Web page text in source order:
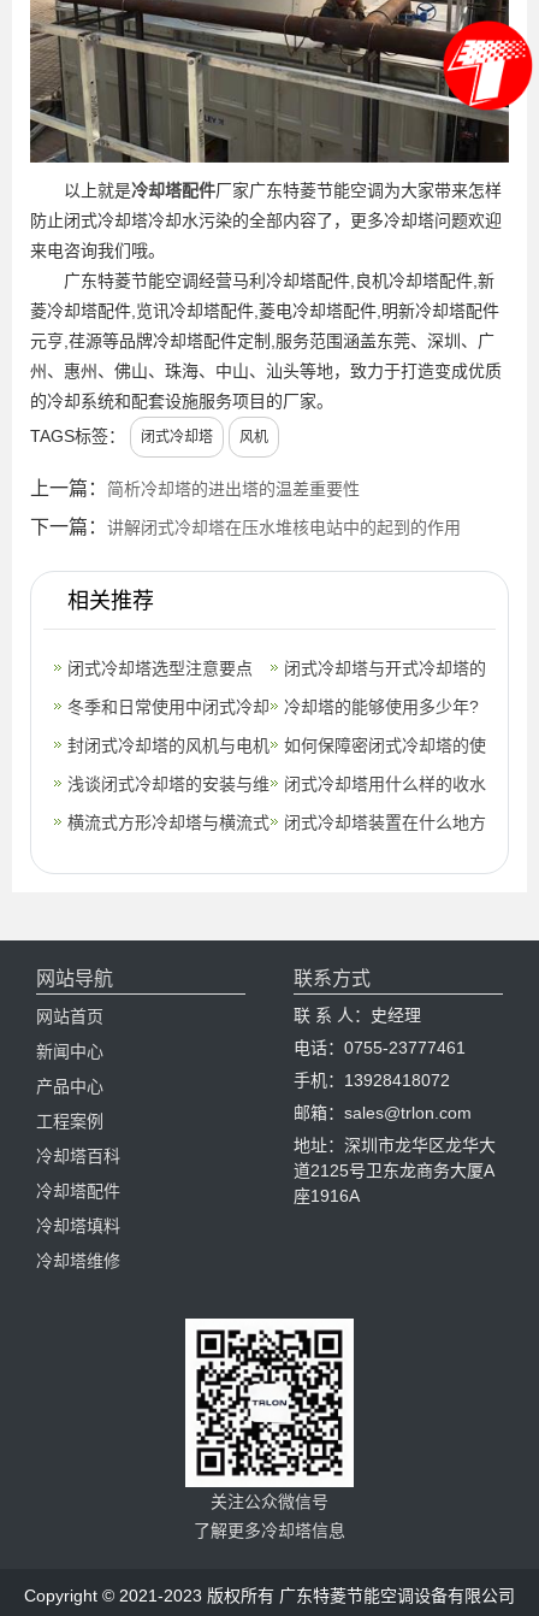
以上就是冷却塔配件厂家广东特菱节能空调为大家带来怎样
防止闭式冷却塔冷却水污染的全部内容了，更多冷却塔问题欢迎
来电咨询我们哦。
广东特菱节能空调经营马利冷却塔配件,良机冷却塔配件,新
菱冷却塔配件,览讯冷却塔配件,菱电冷却塔配件,明新冷却塔配件
元亨,荏源等品牌冷却塔配件定制,服务范围涵盖东莞、深圳、广
州、惠州、佛山、珠海、中山、汕头等地，致力于打造变成优质
的冷却系统和配套设施服务项目的厂家。
TAGS标签：
闭式冷却塔 风机
上一篇： 简析冷却塔的进出塔的温差重要性
下一篇： 讲解闭式冷却塔在压水堆核电站中的起到的作用
相关推荐
闭式冷却塔选型注意要点
(闭式冷却塔价格)
闭式冷却塔与开式冷却塔的
三个明显区别(闭式冷却塔
与开式冷
冬季和日常使用中闭式冷却
塔的注意事项(冷却塔开式
闭式成本
冷却塔的能够使用多少年?
你知道吗?(冷却塔是什么东
西图片)
封闭式冷却塔的风机与电机
的设计(封闭式冷却塔风机
厂家)
如何保障密闭式冷却塔的使
用寿命?(如何判断冷却塔设
备好坏)
浅谈闭式冷却塔的安装与维
护需要注意哪些要点。(闭
闭式冷却塔用什么样的收水
器收水效率高？(冷却塔为
横流式方形冷却塔与横流式
闭式冷却塔装置在什么地方
网站导航
网站首页
新闻中心
产品中心
工程案例
冷却塔百科
冷却塔配件
冷却塔填料
冷却塔维修
联系方式
联 系 人：史经理
电话：0755-23777461
手机：13928418072
邮箱：sales@trlon.com
地址：深圳市龙华区龙华大
道2125号卫东龙商务大厦A
座1916A
关注公众微信号
了解更多冷却塔信息
Copyright © 2021-2023 版权所有 广东特菱节能空调设备有限公司